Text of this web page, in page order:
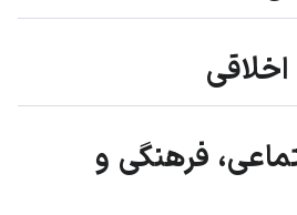
فرهنگی و